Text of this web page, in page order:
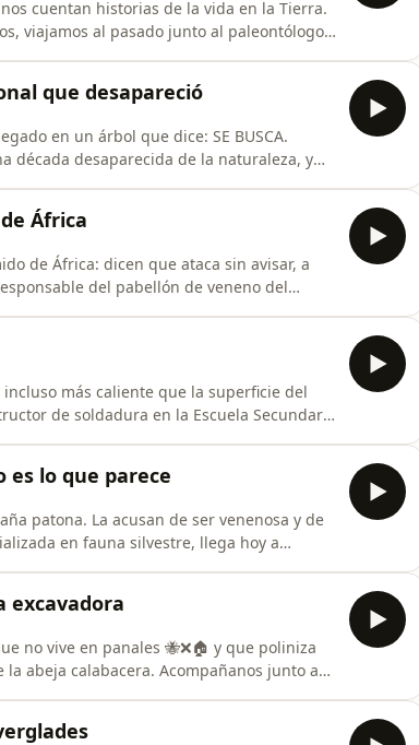
cuentan historias de la vida en la Tierra.
viajamos al pasado junto al paleontólogo
que desapareció
en un árbol que dice: SE BUSCA.
década desaparecida de la naturaleza, y
está detrás de su desaparición, y qué
África
de África: dicen que ataca sin avisar, a
del pabellón de veneno del
más caliente que la superficie del
de soldadura en la Escuela Secundaria
es lo que parece
patona. La acusan de ser venenosa y de
en fauna silvestre, llega hoy a
excavadora
no vive en panales 🐝❌🏠 y que poliniza
abeja calabacera. Acompañanos junto a